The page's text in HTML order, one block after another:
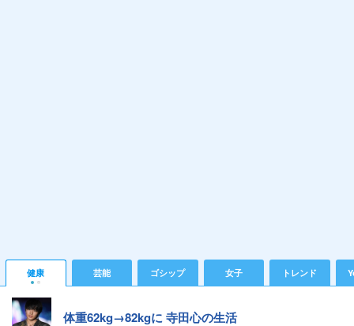
健康 芸能 ゴシップ 女子 トレンド
体重62kg→82kgに 寺田心の生活